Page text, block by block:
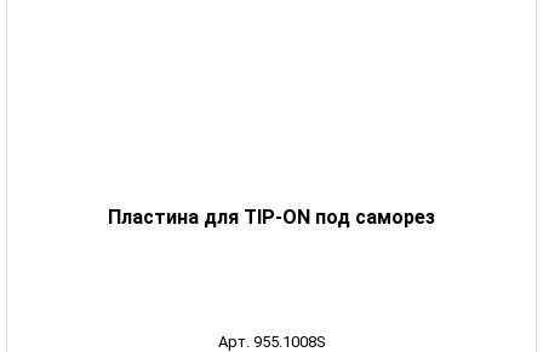
Пластина для TIP-ON под саморез
Арт. 955.1008S